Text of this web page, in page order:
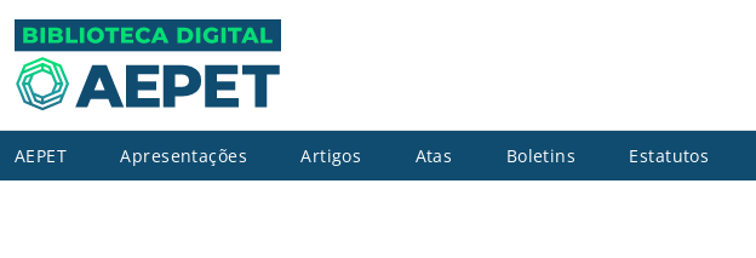
AEPET Apresentações Artigos Atas Boletins Estatutos